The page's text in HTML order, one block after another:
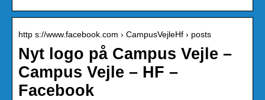
http s://www.facebook.com › CampusVejleHf › posts
Nyt logo på Campus Vejle –
Campus Vejle – HF –
Facebook